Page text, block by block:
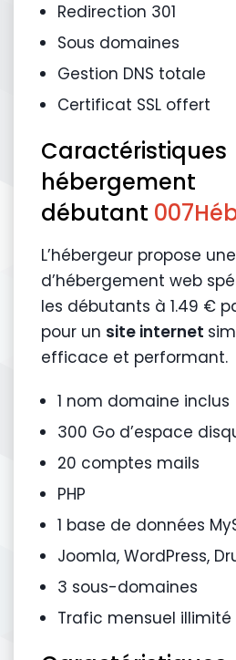
Redirection 301
Sous domaines
Gestion DNS totale
Certificat SSL offert
Caractéristiques
hébergement
débutant
L’hébergeur propose
d’hébergement web
les débutants à 1.49 €
pour un site internet
efficace et performant.
1 nom domaine inclus
300 Go d’espace
20 comptes mails
PHP
1 base de données
Joomla, WordPress,
3 sous-domaines
Trafic mensuel illimité